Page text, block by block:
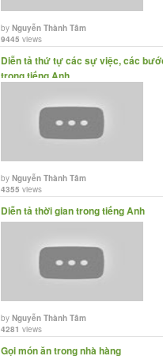
byNguyễn Thành Tâm
9445 views
Diễn tả thứ tự các sự việc, các
trong tiếng Anh
byNguyễn Thành Tâm
4355 views
Diễn tả thời gian trong tiếng Anh
byNguyễn Thành Tâm
4281 views
Gọi món ăn trong nhà hàng